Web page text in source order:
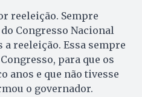
reeleição. Sempre
Congresso Nacional
a reeleição. Essa sempre
para que os
anos e que não tivesse
o governador.